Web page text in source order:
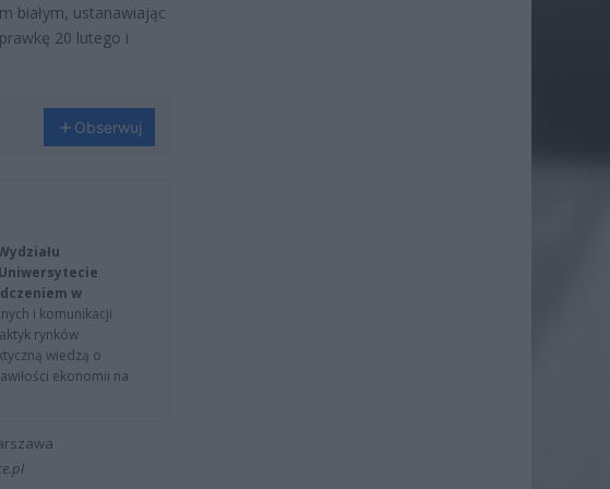
białym, ustanawiając
20 lutego i
Obserwuj
w
i komunikacji
rynków
wiedzą o
ekonomii na